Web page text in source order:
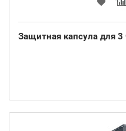
Защитная капсула для 3